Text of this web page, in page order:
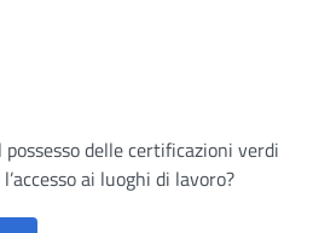
delle certificazioni verdi
ai luoghi di lavoro?